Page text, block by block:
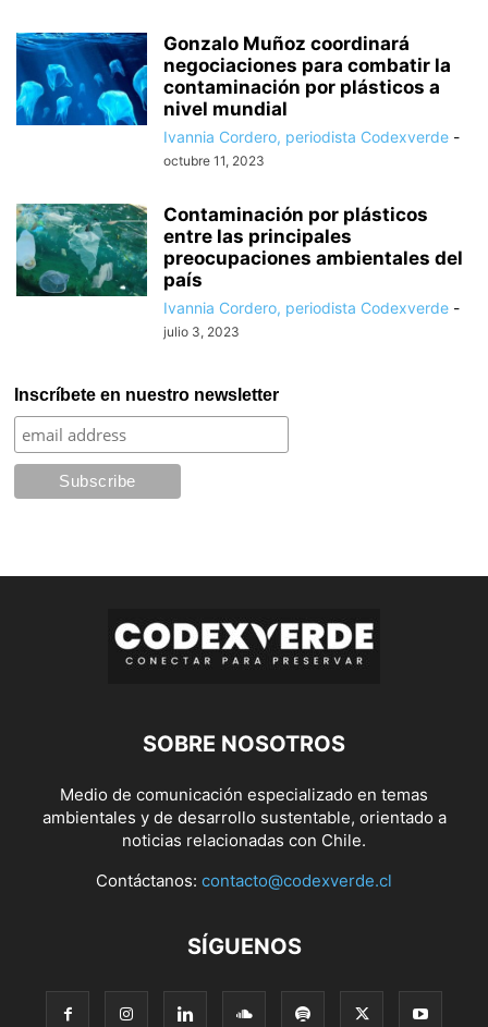
Gonzalo Muñoz coordinará
negociaciones para combatir la
contaminación por plásticos a
nivel mundial
Ivannia Cordero, periodista Codexverde -
octubre 11, 2023
Contaminación por plásticos
entre las principales
preocupaciones ambientales del
país
Ivannia Cordero, periodista Codexverde -
julio 3, 2023
Inscríbete en nuestro newsletter
SOBRE NOSOTROS
Medio de comunicación especializado en temas
ambientales y de desarrollo sustentable, orientado a
noticias relacionadas con Chile.
Contáctanos: contacto@codexverde.cl
SÍGUENOS